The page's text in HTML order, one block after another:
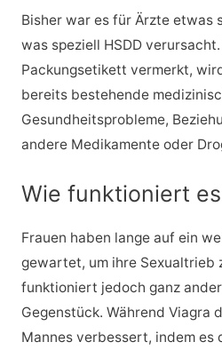
Bisher war es für Ärzte etwas
was speziell HSDD
Packungsetikett vermerkt,
bereits bestehende
Gesundheitsprobleme,
andere Medikamente oder
Wie funktioniert
Frauen haben lange auf ein
gewartet, um ihre Sexualtrieb
funktioniert jedoch ganz
Gegenstück. Während Viagra
Mannes verbessert, indem es